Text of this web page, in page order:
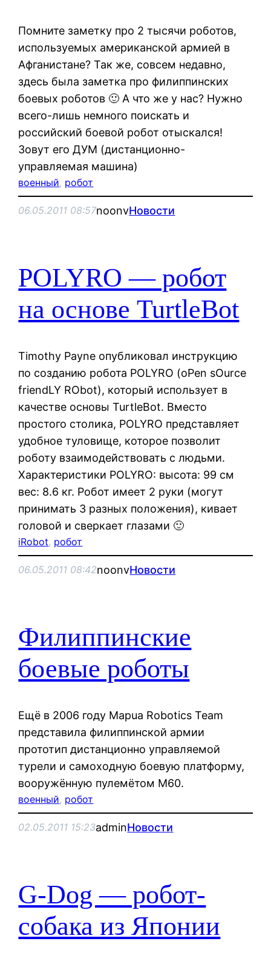
Помните заметку про 2 тысячи роботов,
используемых американской армией в
Афганистане? Так же, совсем недавно,
здесь была заметка про филиппинских
боевых роботов 🙂 А что же у нас? Нужно
всего-лишь немного поискать и
российский боевой робот отыскался!
Зовут его ДУМ (дистанционно-
управляемая машина)
военный, робот
06.05.2011 08:57noonvНовости
POLYRO — робот
на основе TurtleBot
Timothy Payne опубликовал инструкцию
по созданию робота POLYRO (oPen sOurce
friendLY RObot), который использует в
качестве основы TurtleBot. Вместо
простого столика, POLYRO представляет
удобное туловище, которое позволит
роботу взаимодействовать с людьми.
Характеристики POLYRO: высота: 99 см
вес: 8.6 кг. Робот имеет 2 руки (могут
принимать 3 разных положения), кивает
головой и сверкает глазами 🙂
iRobot, робот
06.05.2011 08:42noonvНовости
Филиппинские
боевые роботы
Ещё в 2006 году Mapua Robotics Team
представила филиппинской армии
прототип дистанционно управляемой
турели и самоходную боевую платформу,
вооружённую пулемётом М60.
военный, робот
02.05.2011 15:23adminНовости
G-Dog — робот-
собака из Японии